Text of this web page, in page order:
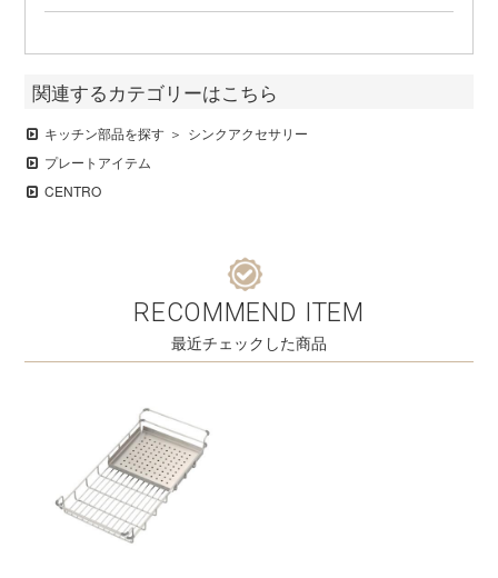
関連するカテゴリーはこちら
キッチン部品を探す
シンクアクセサリー
プレートアイテム
CENTRO
RECOMMEND ITEM
最近チェックした商品